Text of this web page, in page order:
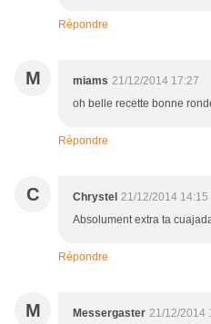
Répondre
M miams 21/12/2014 17:27
oh belle recette bonne
Répondre
C Chrystel 21/12/2014 14:15
Absolument extra ta
Répondre
M Messergaster 21/12/2014